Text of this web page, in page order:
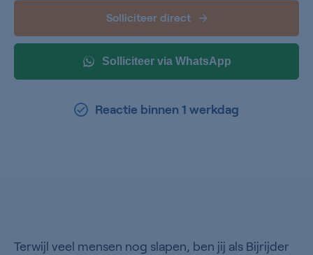
Solliciteer direct
Solliciteer via WhatsApp
Reactie binnen 1 werkdag
Terwijl veel mensen nog slapen, ben jij als Bijrijder